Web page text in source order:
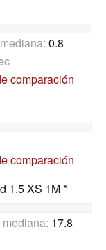
0.8
comparación
comparación
1.5 XS 1M *
17.8